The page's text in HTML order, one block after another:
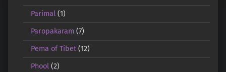
Parimal(1)
Paropakaram (7)
Pema of Tibet(12)
Phool(2)